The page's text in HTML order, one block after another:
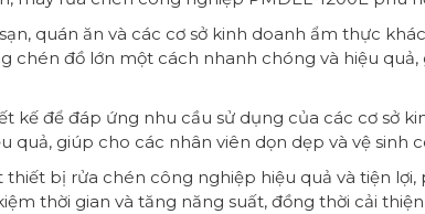
quán ăn và các cơ sở kinh doanh ẩm thực
chén đồ lớn một cách nhanh chóng và hiệu
kế để đáp ứng nhu cầu sử dụng của các cơ sở
giúp cho các nhân viên dọn dẹp và vệ sinh
bị rửa chén công nghiệp hiệu quả và tiện
thời gian và tăng năng suất, đồng thời cải